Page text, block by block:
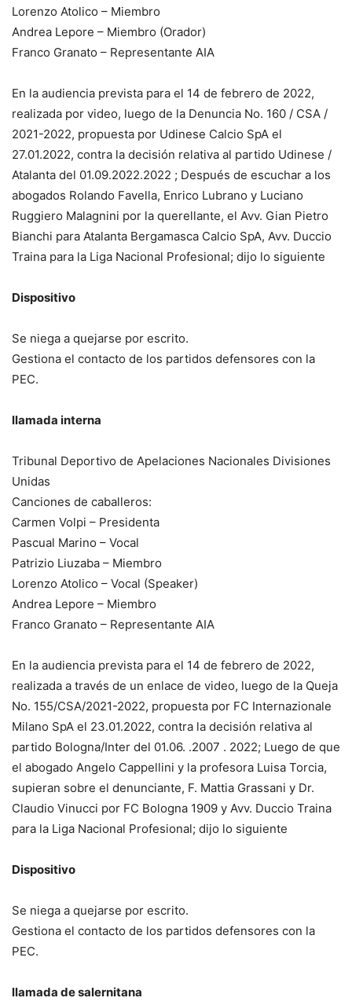
Lorenzo Atolico – Miembro
Andrea Lepore – Miembro (Orador)
Franco Granato – Representante AIA
En la audiencia prevista para el 14 de febrero de 2022,
realizada por video, luego de la Denuncia No. 160 / CSA /
2021-2022, propuesta por Udinese Calcio SpA el
27.01.2022, contra la decisión relativa al partido Udinese /
Atalanta del 01.09.2022.2022 ; Después de escuchar a los
abogados Rolando Favella, Enrico Lubrano y Luciano
Ruggiero Malagnini por la querellante, el Avv. Gian Pietro
Bianchi para Atalanta Bergamasca Calcio SpA, Avv. Duccio
Traina para la Liga Nacional Profesional; dijo lo siguiente
Dispositivo
Se niega a quejarse por escrito.
Gestiona el contacto de los partidos defensores con la
PEC.
llamada interna
Tribunal Deportivo de Apelaciones Nacionales Divisiones
Unidas
Canciones de caballeros:
Carmen Volpi – Presidenta
Pascual Marino – Vocal
Patrizio Liuzaba – Miembro
Lorenzo Atolico – Vocal (Speaker)
Andrea Lepore – Miembro
Franco Granato – Representante AIA
En la audiencia prevista para el 14 de febrero de 2022,
realizada a través de un enlace de video, luego de la Queja
No. 155/CSA/2021-2022, propuesta por FC Internazionale
Milano SpA el 23.01.2022, contra la decisión relativa al
partido Bologna/Inter del 01.06. .2007 . 2022; Luego de que
el abogado Angelo Cappellini y la profesora Luisa Torcia,
supieran sobre el denunciante, F. Mattia Grassani y Dr.
Claudio Vinucci por FC Bologna 1909 y Avv. Duccio Traina
para la Liga Nacional Profesional; dijo lo siguiente
Dispositivo
Se niega a quejarse por escrito.
Gestiona el contacto de los partidos defensores con la
PEC.
llamada de salernitana